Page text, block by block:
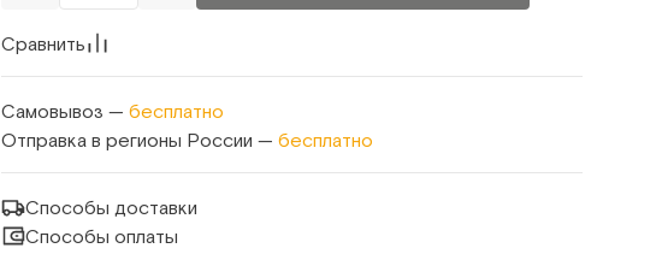
Сравнить
Самовывоз — бесплатно
Отправка в регионы России — бесплатно
Способы доставки
Способы оплаты